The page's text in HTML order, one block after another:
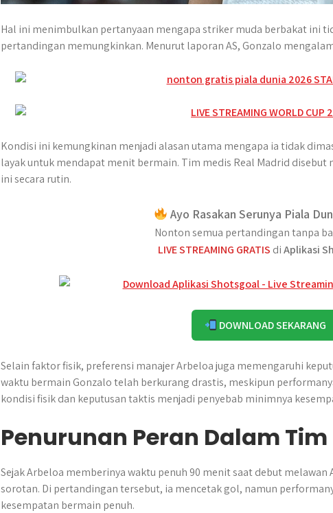
Hal ini menimbulkan pertanyaan mengapa striker muda berbakat ini
pertandingan memungkinkan. Menurut laporan AS, Gonzalo
Kondisi ini kemungkinan menjadi alasan utama mengapa ia tidak
layak untuk mendapat menit bermain. Tim medis Real Madrid
ini secara rutin.
Ayo Rasakan Serunya Piala
Nonton semua pertandingan tanpa
LIVE STREAMING GRATIS diAplikasi
DOWNLOAD SEKARANG
Selain faktor fisik, preferensi manajer Arbeloa juga memengaruhi
waktu bermain Gonzalo telah berkurang drastis, meskipun
kondisi fisik dan keputusan taktis menjadi penyebab minimnya
Penurunan Peran Dalam Tim
Sejak Arbeloa memberinya waktu penuh 90 menit saat debut
sorotan. Di pertandingan tersebut, ia mencetak gol, namun
kesempatan bermain penuh.